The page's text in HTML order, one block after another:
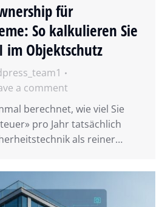
für
So kalkulieren Sie
im Objektschutz
a comment
berechnet, wie viel Sie
pro Jahr tatsächlich
als reiner…